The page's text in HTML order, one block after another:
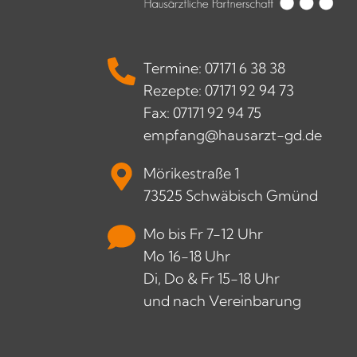
Termine: 07171 6 38 38
Rezepte: 07171 92 94 73
Fax: 07171 92 94 75
empfang@hausarzt-gd.de
Mörikestraße 1
73525 Schwäbisch Gmünd
Mo bis Fr 7-12 Uhr
Mo 16-18 Uhr
Di, Do & Fr 15-18 Uhr
und nach Vereinbarung